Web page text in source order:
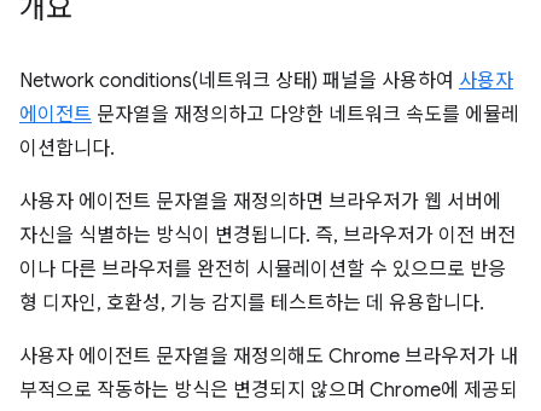
개요
Network conditions(네트워크 상태) 패널을 사용하여 사용자
에이전트 문자열을 재정의하고 다양한 네트워크 속도를 에뮬레
이션합니다.
사용자 에이전트 문자열을 재정의하면 브라우저가 웹 서버에
자신을 식별하는 방식이 변경됩니다. 즉, 브라우저가 이전 버전
이나 다른 브라우저를 완전히 시뮬레이션할 수 있으므로 반응
형 디자인, 호환성, 기능 감지를 테스트하는 데 유용합니다.
사용자 에이전트 문자열을 재정의해도 Chrome 브라우저가 내
부적으로 작동하는 방식은 변경되지 않으며 Chrome에 제공되